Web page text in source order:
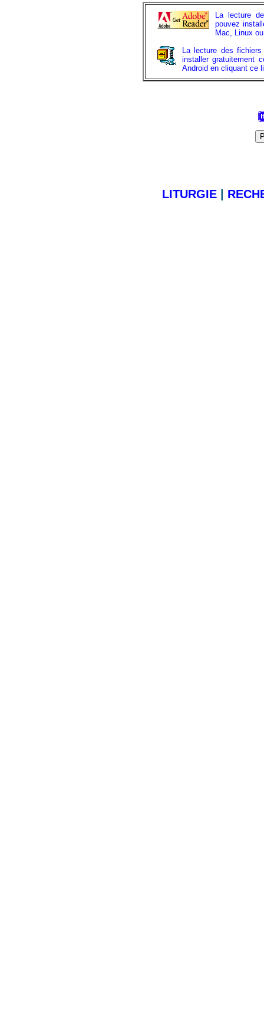
La lecture
pouvez
Mac, Linux
La lecture des
installer gratuitement
Android en cliquant ce
LITURGIE